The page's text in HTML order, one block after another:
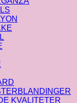
KVALITETER